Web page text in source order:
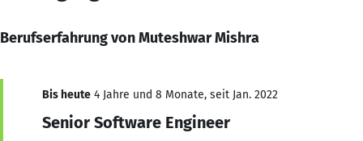
Berufserfahrung von Muteshwar Mishra
Bis heute 4 Jahre und 8 Monate, seit Jan. 2022
Senior Software Engineer